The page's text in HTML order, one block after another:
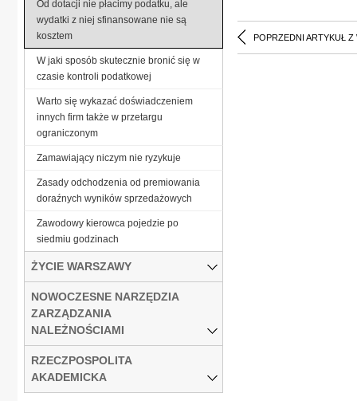
POPRZEDNI ARTYKUŁ Z
Od dotacji nie płacimy podatku, ale
wydatki z niej sfinansowane nie są
kosztem
W jaki sposób skutecznie bronić się w
czasie kontroli podatkowej
Warto się wykazać doświadczeniem
innych firm także w przetargu
ograniczonym
Zamawiający niczym nie ryzykuje
Zasady odchodzenia od premiowania
doraźnych wyników sprzedażowych
Zawodowy kierowca pojedzie po
siedmiu godzinach
ŻYCIE WARSZAWY
NOWOCZESNE NARZĘDZIA
ZARZĄDZANIA
NALEŻNOŚCIAMI
RZECZPOSPOLITA
AKADEMICKA